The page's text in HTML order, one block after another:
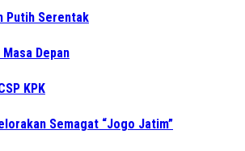
Putih Serentak
Depan
KPK
Semagat “Jogo Jatim”